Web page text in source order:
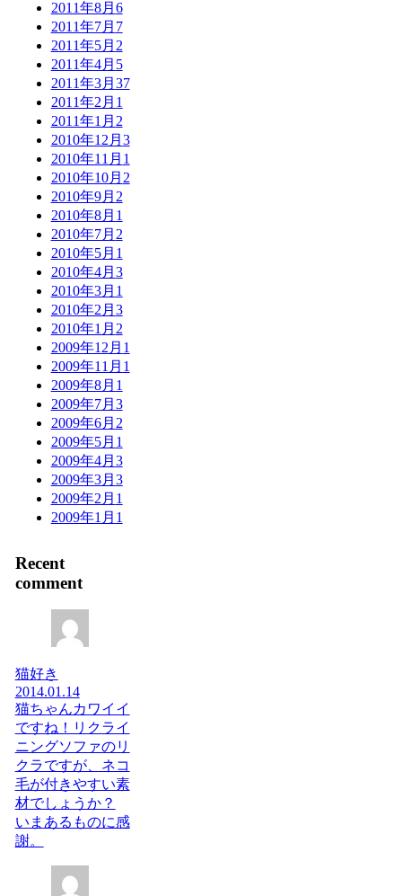
2011年8月 6
2011年7月 7
2011年5月 2
2011年4月 5
2011年3月 37
2011年2月 1
2011年1月 2
2010年12月 3
2010年11月 1
2010年10月 2
2010年9月 2
2010年8月 1
2010年7月 2
2010年5月 1
2010年4月 3
2010年3月 1
2010年2月 3
2010年1月 2
2009年12月 1
2009年11月 1
2009年8月 1
2009年7月 3
2009年6月 2
2009年5月 1
2009年4月 3
2009年3月 3
2009年2月 1
2009年1月 1
Recent
comment
猫好き
2014.01.14
猫ちゃんカワイイ
ですね！リクライ
ニングソファのリ
クラですが、ネコ
毛が付きやすい素
材でしょうか？
いまあるものに感
謝。